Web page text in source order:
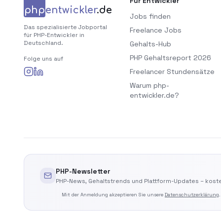
phpentwickler.de
Das spezialisierte Jobportal
für PHP-Entwickler in
Deutschland.
Folge uns auf
Jobs finden
Freelance Jobs
Gehalts-Hub
PHP Gehaltsreport 2026
Freelancer Stundensätze
Warum php-
entwickler.de?
PHP-Newsletter
PHP-News, Gehaltstrends und Plattform-Updates –
Mit der Anmeldung akzeptieren Sie unsere Datenschutzerklärung.